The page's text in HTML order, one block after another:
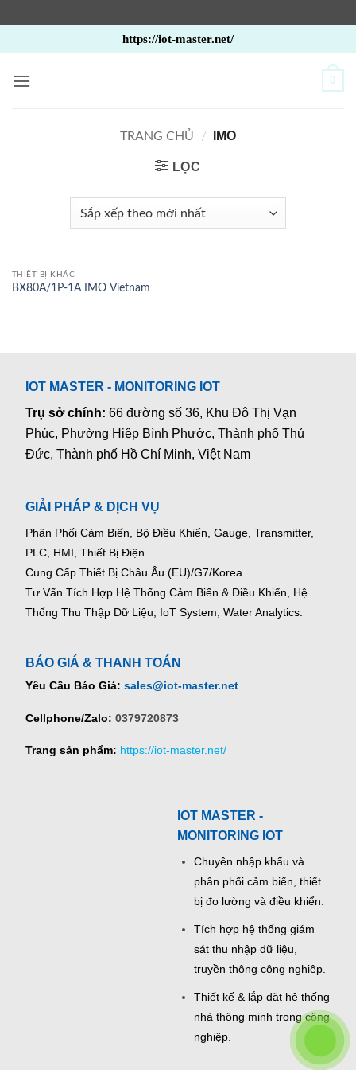
qua
nội
https://iot-master.net/
0
TRANG CHỦ / IMO
LỌC
THIẾT BỊ KHÁC
BX80A/1P-1A IMO Vietnam
IOT MASTER - MONITORING IOT
Trụ sở chính:66 đường số 36, Khu Đô Thị Vạn
Phúc, Phường Hiệp Bình Phước, Thành phố Thủ
Đức, Thành phố Hồ Chí Minh, Việt Nam
GIẢI PHÁP & DỊCH VỤ
Phân Phối Cảm Biến, Bộ Điều Khiển, Gauge, Transmitter,
PLC, HMI, Thiết Bị Điện.
Cung Cấp Thiết Bị Châu Âu (EU)/G7/Korea.
Tư Vấn Tích Hợp Hệ Thống Cảm Biến & Điều Khiển, Hệ
Thống Thu Thập Dữ Liệu, IoT System, Water Analytics.
BÁO GIÁ & THANH TOÁN
Yêu Cầu Báo Giá: sales@iot-master.net
Cellphone/Zalo: 0379720873
Trang sản phẩm: https://iot-master.net/
IOT MASTER -
MONITORING IOT
Chuyên nhập khẩu và
phân phối cảm biến, thiết
bị đo lường và điều khiển.
Tích hợp hệ thống giám
sát thu nhập dữ liệu,
truyền thông công nghiệp.
Thiết kế & lắp đặt hệ thống
nhà thông minh trong công
nghiệp.